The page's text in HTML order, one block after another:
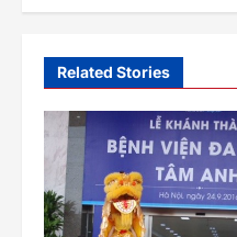
s
t
n
a
i
Related Stories